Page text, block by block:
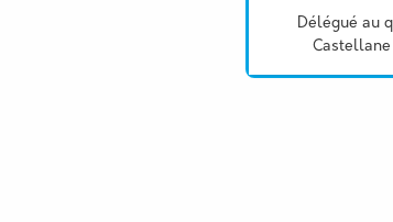
Délégué au